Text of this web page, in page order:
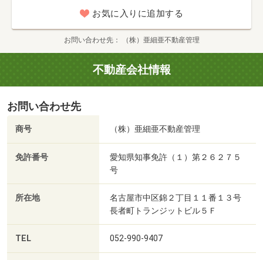
お気に入りに追加する
お問い合わせ先 （株）亜細亜不動産管理
不動産会社情報
お問い合わせ先
商号 （株）亜細亜不動産管理
免許番号
愛知県知事免許（１）第２６２７５
号
所在地
名古屋市中区錦２丁目１１番１３号
長者町トランジットビル５Ｆ
TEL 052-990-9407